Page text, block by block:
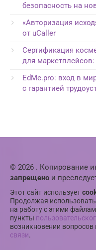
безопасность на
«Авторизация
от uCaller
Сертификация
для
EdMe.pro: вход в
с гарантией
© 2026 . Копирование
запрещено и
Этот сайт использует
Продолжая использовать
на работу с этими
пункты
возникновении вопросов
связи.